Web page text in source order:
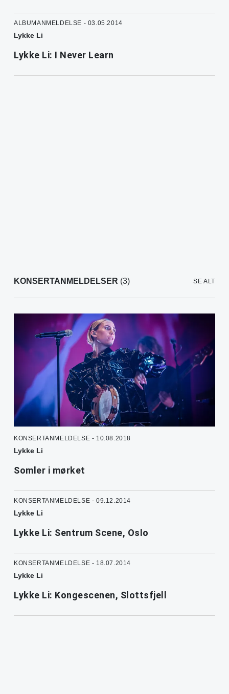
ALBUMANMELDELSE - 03.05.2014
Lykke Li
Lykke Li: I Never Learn
KONSERTANMELDELSER (3) SE ALT
KONSERTANMELDELSE - 10.08.2018
Lykke Li
Somler i mørket
KONSERTANMELDELSE - 09.12.2014
Lykke Li
Lykke Li: Sentrum Scene, Oslo
KONSERTANMELDELSE - 18.07.2014
Lykke Li
Lykke Li: Kongescenen, Slottsfjell